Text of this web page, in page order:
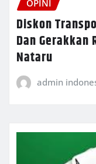
OPINI
Diskon
Dan Gerakkan
Nataru
admin